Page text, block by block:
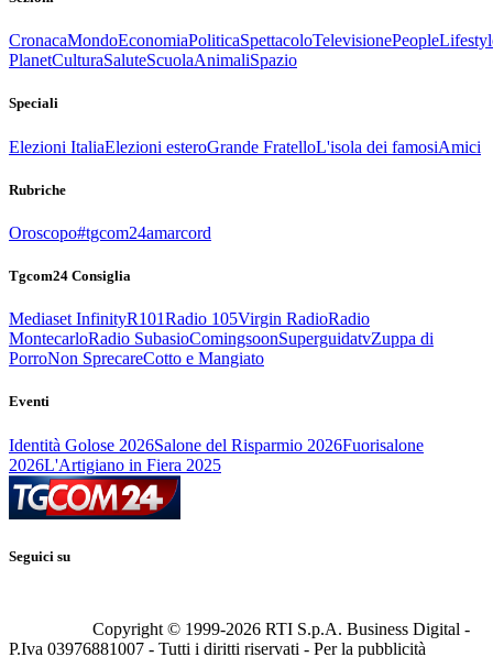
CronacaMondoEconomiaPoliticaSpettacoloTelevisionePeople
PlanetCulturaSaluteScuolaAnimaliSpazio
Speciali
Elezioni ItaliaElezioni esteroGrande FratelloL'isola dei famosiAmici
Rubriche
Oroscopo#tgcom24amarcord
Tgcom24 Consiglia
Mediaset InfinityR101Radio 105Virgin RadioRadio
MontecarloRadio SubasioComingsoonSuperguidatvZuppa di
PorroNon SprecareCotto e Mangiato
Eventi
Identità Golose 2026Salone del Risparmio 2026Fuorisalone
2026L'Artigiano in Fiera 2025
Seguici su
Copyright © 1999-2026 RTI S.p.A. Business Digital -
P.Iva 03976881007 - Tutti i diritti riservati - Per la pubblicità